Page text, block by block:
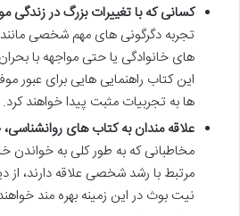
کسانی که با تغییرات بزرگ در زندگی
تجربه دگرگونی های مهم شخصی
های خانوادگی یا حتی مواجهه با
این کتاب راهنمایی هایی برای عبور
ها به تجربیات مثبت پیدا خواهند کرد.
علاقه مندان به کتاب های
مخاطبانی که به طور کلی به خواندن
مرتبط با رشد شخصی علاقه دارند، از
نیت بوث در این زمینه بهره مند